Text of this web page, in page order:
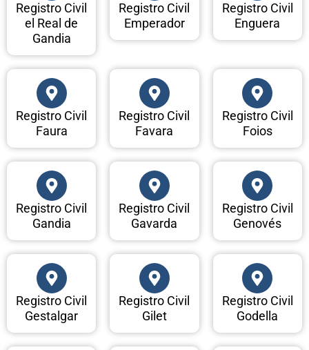
Registro Civil
el Real de
Gandia
Registro Civil
Emperador
Registro Civil
Enguera
Registro Civil
Faura
Registro Civil
Favara
Registro Civil
Foios
Registro Civil
Gandia
Registro Civil
Gavarda
Registro Civil
Genovés
Registro Civil
Gestalgar
Registro Civil
Gilet
Registro Civil
Godella